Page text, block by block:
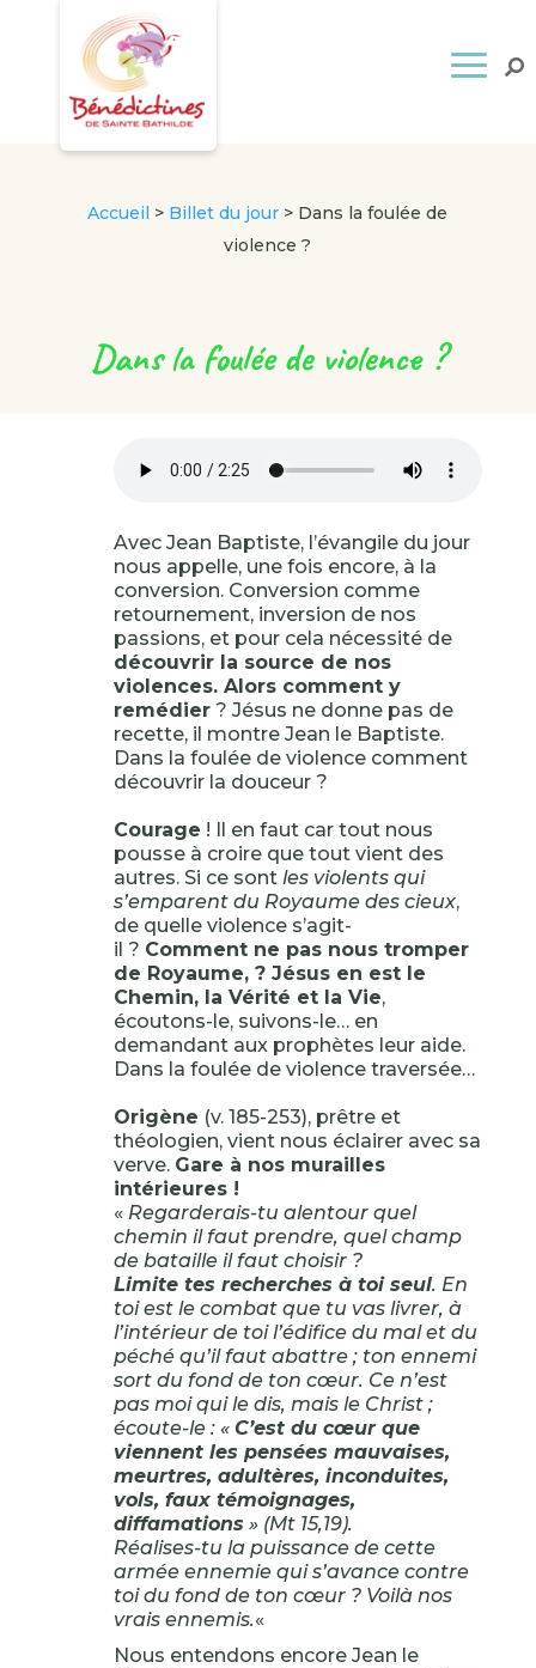
Accueil > Billet du jour > Dans la foulée de
violence ?
Dans la foulée de violence ?
Avec Jean Baptiste, l’évangile du jour
nous appelle, une fois encore, à la
conversion. Conversion comme
retournement, inversion de nos
passions, et pour cela nécessité de
découvrir la source de nos
violences. Alors comment y
remédier? Jésus ne donne pas de
recette, il montre Jean le Baptiste.
Dans la foulée de violence comment
découvrir la douceur ?
Courage ! Il en faut car tout nous
pousse à croire que tout vient des
autres. Si ce sontles violents qui
s’emparent du Royaume des cieux,
de quelle violence s’agit-
il ? Comment ne pas nous tromper
de Royaume, ? Jésus en est le
Chemin, la Vérité et la Vie,
écoutons-le, suivons-le… en
demandant aux prophètes leur aide.
Dans la foulée de violence traversée…
Origène (v. 185-253), prêtre et
théologien, vient nous éclairer avec sa
verve. Gare à nos murailles
intérieures !
« Regarderais-tu alentour quel
chemin il faut prendre, quel champ
de bataille il faut choisir ?
Limite tes recherches à toi seul. En
toi est le combat que tu vas livrer, à
l’intérieur de toi l’édifice du mal et du
péché qu’il faut abattre ; ton ennemi
sort du fond de ton cœur. Ce n’est
pas moi qui le dis, mais le Christ ;
écoute-le : « C’est du cœur que
viennent les pensées mauvaises,
meurtres, adultères, inconduites,
vols, faux témoignages,
diffamations » (Mt 15,19).
Réalises-tu la puissance de cette
armée ennemie qui s’avance contre
toi du fond de ton cœur ? Voilà nos
vrais ennemis.«
Nous entendons encore Jean le